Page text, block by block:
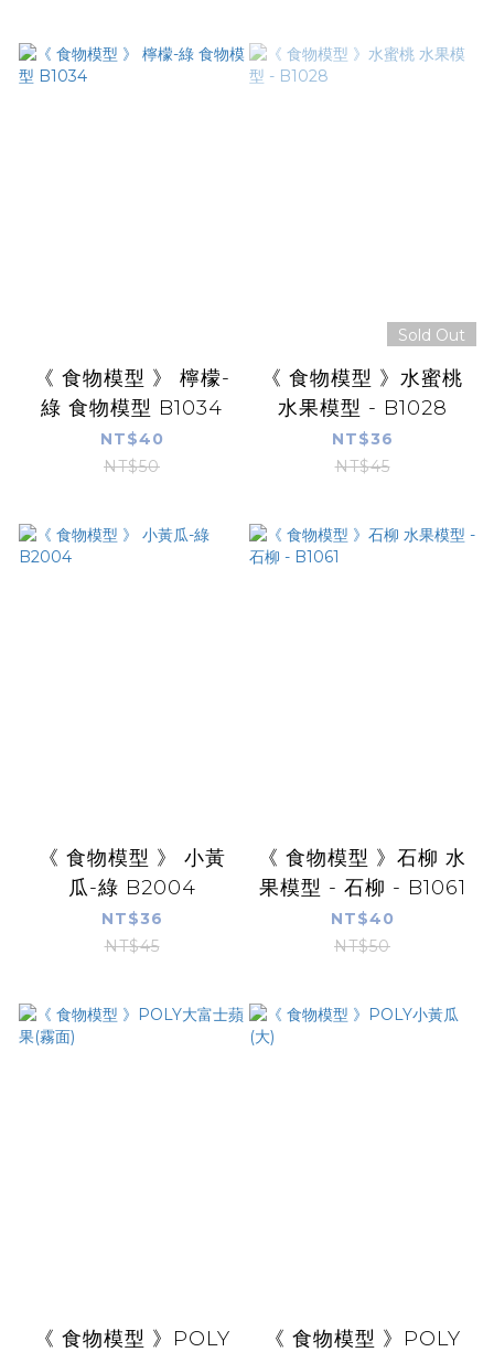
《 食物模型 》 檸檬-
綠 食物模型 B1034
NT$40
NT$50
Sold Out
《 食物模型 》水蜜桃
水果模型 - B1028
NT$36
NT$45
《 食物模型 》 小黃
瓜-綠 B2004
NT$36
NT$45
《 食物模型 》石柳 水
果模型 - 石柳 - B1061
NT$40
NT$50
《 食物模型 》POLY 《 食物模型 》POLY